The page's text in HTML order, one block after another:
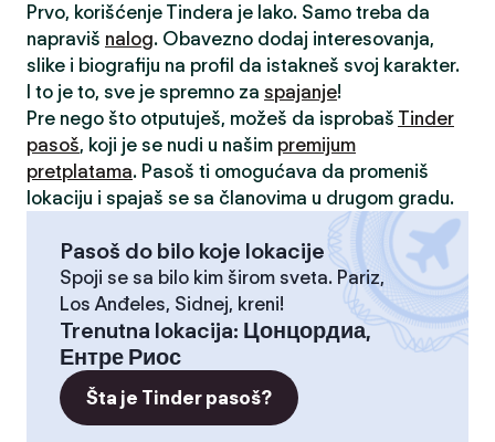
Prvo, korišćenje Tindera je lako. Samo treba da
napraviš nalog. Obavezno dodaj interesovanja,
slike i biografiju na profil da istakneš svoj karakter.
I to je to, sve je spremno za spajanje!
Pre nego što otputuješ, možeš da isprobaš Tinder
pasoš, koji je se nudi u našim premijum
pretplatama. Pasoš ti omogućava da promeniš
lokaciju i spajaš se sa članovima u drugom gradu.
Pasoš do bilo koje lokacije
Spoji se sa bilo kim širom sveta. Pariz,
Los Anđeles, Sidnej, kreni!
Trenutna lokacija: Цонцордиа,
Ентре Риос
Šta je Tinder pasoš?